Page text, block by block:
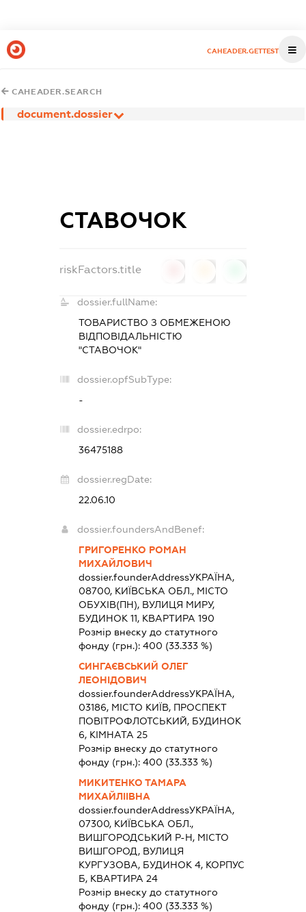
CAHEADER.GETTEST
CAHEADER.SEARCH
document.dossier
СТАВОЧОК
riskFactors.title
dossier.fullName:
ТОВАРИСТВО З ОБМЕЖЕНОЮ
ВІДПОВІДАЛЬНІСТЮ
"СТАВОЧОК"
dossier.opfSubType:
-
dossier.edrpo:
36475188
dossier.regDate:
22.06.10
dossier.foundersAndBenef:
ГРИГОРЕНКО РОМАН
МИХАЙЛОВИЧ
dossier.founderAddressУКРАЇНА,
08700, КИЇВСЬКА ОБЛ., МІСТО
ОБУХІВ(ПН), ВУЛИЦЯ МИРУ,
БУДИНОК 11, КВАРТИРА 190
Розмір внеску до статутного
фонду (грн.): 400 (33.333 %)
СИНГАЄВСЬКИЙ ОЛЕГ
ЛЕОНІДОВИЧ
dossier.founderAddressУКРАЇНА,
03186, МІСТО КИЇВ, ПРОСПЕКТ
ПОВІТРОФЛОТСЬКИЙ, БУДИНОК
6, КІМНАТА 25
Розмір внеску до статутного
фонду (грн.): 400 (33.333 %)
МИКИТЕНКО ТАМАРА
МИХАЙЛІІВНА
dossier.founderAddressУКРАЇНА,
07300, КИЇВСЬКА ОБЛ.,
ВИШГОРОДСЬКИЙ Р-Н, МІСТО
ВИШГОРОД, ВУЛИЦЯ
КУРГУЗОВА, БУДИНОК 4, КОРПУС
Б, КВАРТИРА 24
Розмір внеску до статутного
фонду (грн.): 400 (33.333 %)